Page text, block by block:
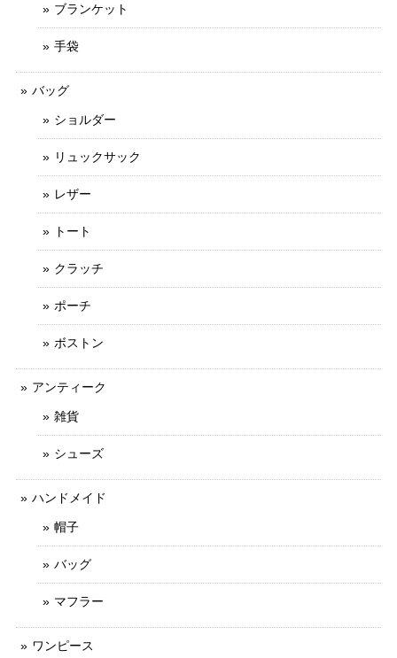
ブランケット
手袋
バッグ
ショルダー
リュックサック
レザー
トート
クラッチ
ポーチ
ボストン
アンティーク
雑貨
シューズ
ハンドメイド
帽子
バッグ
マフラー
ワンピース